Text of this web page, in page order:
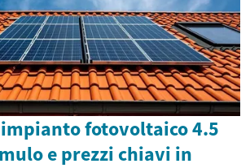
fotovoltaico 4.5
e prezzi chiavi in